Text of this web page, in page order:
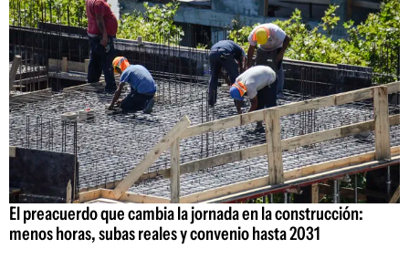
El preacuerdo que cambia la jornada en la construcción:
menos horas, subas reales y convenio hasta 2031